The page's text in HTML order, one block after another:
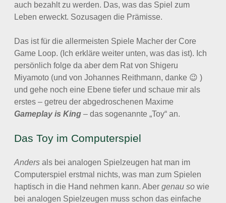
auch bezahlt zu werden. Das, was das Spiel zum
Leben erweckt. Sozusagen die Prämisse.
Das ist für die allermeisten Spiele Macher der Core
Game Loop. (Ich erkläre weiter unten, was das ist). Ich
persönlich folge da aber dem Rat von Shigeru
Miyamoto (und von Johannes Reithmann, danke 😉 )
und gehe noch eine Ebene tiefer und schaue mir als
erstes – getreu der abgedroschenen Maxime
Gameplay is King – das sogenannte „Toy“ an.
Das Toy im Computerspiel
Anders als bei analogen Spielzeugen hat man im
Computerspiel erstmal nichts, was man zum Spielen
haptisch in die Hand nehmen kann. Aber genau so wie
bei analogen Spielzeugen muss schon das einfache